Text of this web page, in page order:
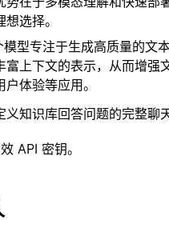
选择。
模型专注于生成高质量的文
上下文的表示，从而增强
体验等应用。
知识库回答问题的完整聊
API 密钥。